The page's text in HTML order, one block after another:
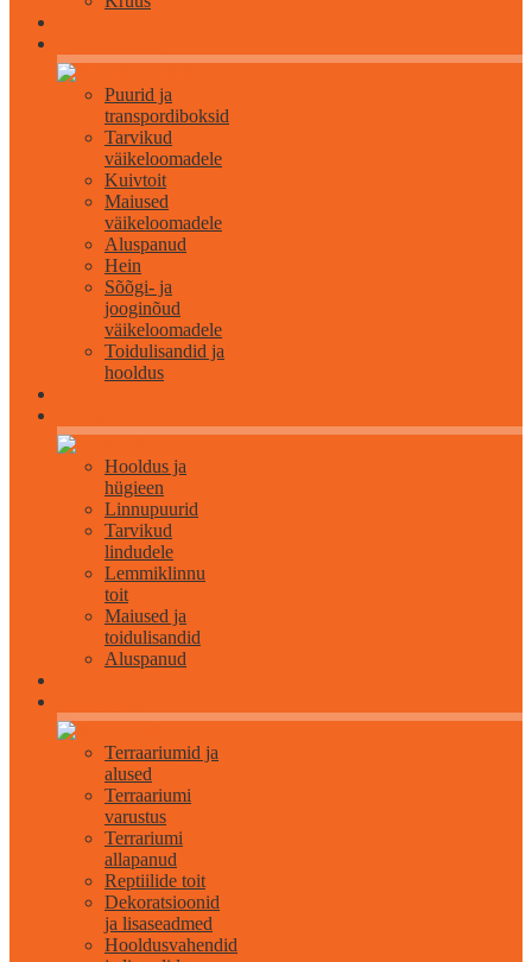
Puurid ja
transpordiboksid
Tarvikud
väikeloomadele
Kuivtoit
Maiused
väikeloomadele
Aluspanud
Hein
Sõõgi- ja
jooginõud
väikeloomadele
Toidulisandid ja
hooldus
Hooldus ja
hügieen
Linnupuurid
Tarvikud
lindudele
Lemmiklinnu
toit
Maiused ja
toidulisandid
Aluspanud
Terraariumid ja
alused
Terraariumi
varustus
Terrariumi
allapanud
Reptiilide toit
Dekoratsioonid
ja lisaseadmed
Hooldusvahendid